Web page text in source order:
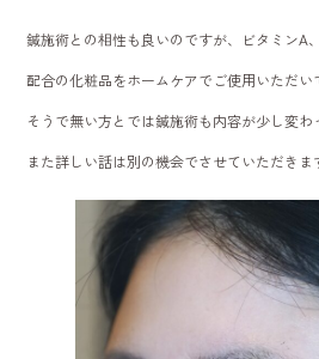
鍼施術との相性も良いのですが、ビタミンA
配合の化粧品をホームケアでご使用いただい
そうで無い方とでは鍼施術も内容が少し変わ
また詳しい話は別の機会でさせていただきま